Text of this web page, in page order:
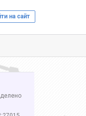
на сайт